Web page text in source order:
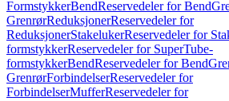
FormstykkerBendReservedeler for Bend
GrenrørReduksjonerReservedeler for
ReduksjonerStakelukerReservedeler for
formstykkerReservedeler for SuperTube-
formstykkerBendReservedeler for Bend
GrenrørForbindelserReservedeler for
ForbindelserMufferReservedeler for